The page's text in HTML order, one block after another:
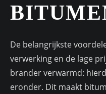
De belangrijkste
verwerking en de lage
brander verwarmd:
eronder. Dit maakt